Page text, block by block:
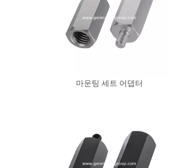
마운팅 세트 어댑터
마운팅 세트 어댑터